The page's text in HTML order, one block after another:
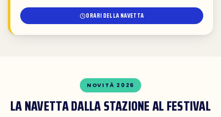
ORARI DELLA NAVETTA
NOVITÀ 2026
LA NAVETTA DALLA STAZIONE AL FESTIVAL